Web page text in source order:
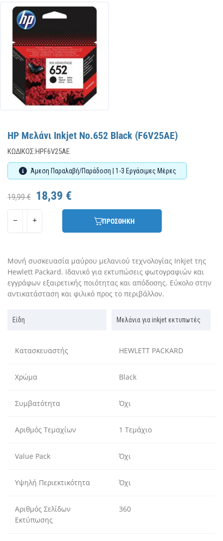
HP Μελάνι Inkjet No.652 Black (F6V25AE)
ΚΩΔΙΚΌΣ:HPF6V25AE
Άμεση Παραλαβή/Παράδοση | 1-3 Εργάσιμες Μέρες
19,99 € 18,39 €
ΠΡΟΣΘΗΚΗ
Μονή συσκευασία μαύρου μελανιού τεχνολογίας Inkjet της
Hewlett Packard. Ιδανικό για εκτυπώσεις φωτογραφιών και
εγγράφων εξαιρετικής ποιότητας και απόδοσης. Εύκολο στην
αντικατάσταση και φιλικό προς το περιβάλλον.
Είδη Μελάνια για inkjet εκτυπωτές
Κατασκευαστής HEWLETT PACKARD
Χρώμα Black
Συμβατότητα Όχι
Αριθμός Τεμαχίων 1 Τεμάχιο
Value Pack Όχι
Υψηλή Περιεκτικότητα Όχι
Αριθμός Σελίδων
Εκτύπωσης
360